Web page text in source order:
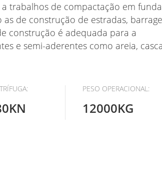
trabalhos de compactação em
de construção de estradas,
construção é adequada para a
e semi-aderentes como areia,
PESO OPERACIONAL:
12000KG